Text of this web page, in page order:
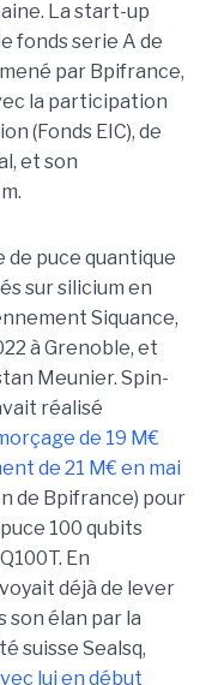
La start-up
fonds serie A de
par Bpifrance,
la participation
(Fonds EIC), de
et son
puce quantique
sur silicium en
Siquance,
à Grenoble, et
Meunier. Spin-
réalisé
de 19 M€
de 21 M€ en mai
de Bpifrance) pour
100 qubits
En
déjà de lever
son élan par la
suisse Sealsq,
lui en début